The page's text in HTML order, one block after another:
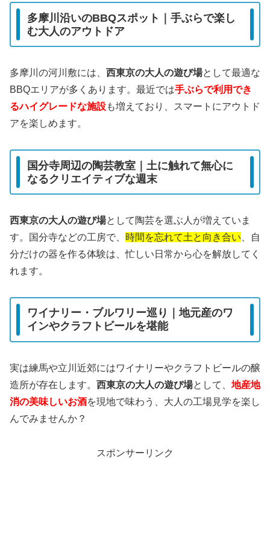
多摩川沿いのBBQスポット｜手ぶらで楽し
む大人のアウトドア
多摩川の河川敷には、 西東京の大人の遊び場として最適な
BBQエリアが多くあります。最近では手ぶらで利用でき
るハイグレードな施設も増えており、スマートにアウトド
アを楽しめます。
国分寺周辺の陶芸教室｜土に触れて無心に
なるクリエイティブな週末
西東京の大人の遊び場として陶芸を選ぶ人が増えていま
す。国分寺などの工房で、 時間を忘れて土と向き合い 、自
分だけの器を作る体験は、忙しい日常から心を解放してく
れます。
ワイナリー・ブルワリー巡り｜地元産のワ
インやクラフトビールを堪能
実は練馬や立川近郊にはワイナリーやクラフトビールの醸
造所が存在します。 西東京の大人の遊び場として、 地産地
消の美味しいお酒を現地で味わう、大人の工場見学を楽し
んでみませんか？
スポンサーリンク